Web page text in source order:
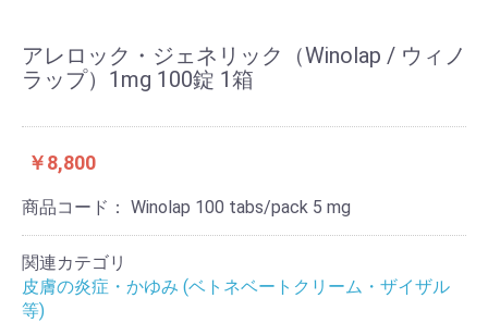
アレロック・ジェネリック（Winolap / ウィノ
ラップ）1mg 100錠 1箱
￥8,800
商品コード： Winolap 100 tabs/pack 5 mg
関連カテゴリ
皮膚の炎症・かゆみ (ベトネベートクリーム・ザイザル
等)